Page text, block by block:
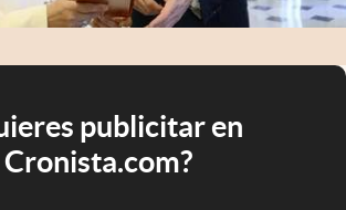
publicitar en
Cronista.com?